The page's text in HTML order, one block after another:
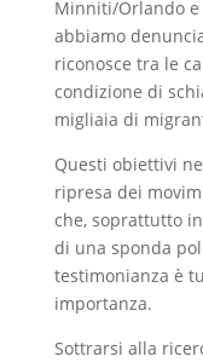
Minniti/Orlando
abbiamo
riconosce tra le
condizione di
migliaia di
Questi obiettivi
ripresa dei
che, soprattutto
di una sponda
testimonianza è
importanza.
Sottrarsi alla